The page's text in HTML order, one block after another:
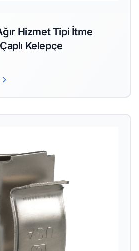
Hizmet Tipi İtme
Kelepçe